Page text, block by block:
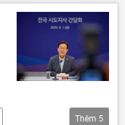
Thêm 5